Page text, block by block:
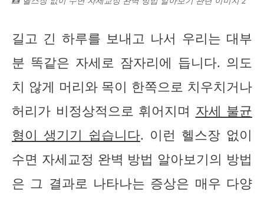
길고 긴 하루를 보내고 나서 우리는 대부
분 똑같은 자세로 잠자리에 듭니다. 의도
치 않게 머리와 목이 한쪽으로 치우치거나
허리가 비정상적으로 휘어지며 자세 불균
형이 생기기 쉽습니다. 이런 헬스장 없이
수면 자세교정 완벽 방법 알아보기의 방법
은 그 결과로 나타나는 증상은 매우 다양